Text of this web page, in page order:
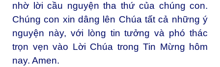
nhờ lời cầu nguyện tha thứ của chúng con.
Chúng con xin dâng lên Chúa tất cả những ý
nguyện này, với lòng tin tưởng và phó thác
trọn vẹn vào Lời Chúa trong Tin Mừng hôm
nay. Amen.